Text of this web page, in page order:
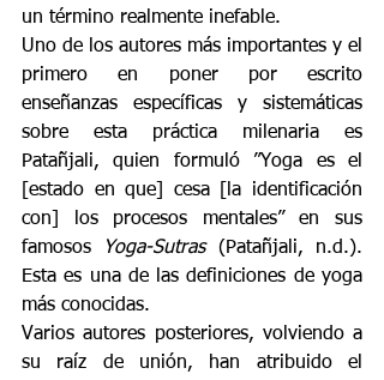
un término realmente inefable.
Uno de los autores más importantes y el
primero en poner por escrito
enseñanzas específicas y sistemáticas
sobre esta práctica milenaria es
Patañjali, quien formuló ”Yoga es el
[estado en que] cesa [la identificación
con] los procesos mentales” en sus
famosos
Yoga-Sutras (Patañjali, n.d.).
Esta es una de las definiciones de yoga
más conocidas.
Varios autores posteriores, volviendo a
su raíz de unión, han atribuido el